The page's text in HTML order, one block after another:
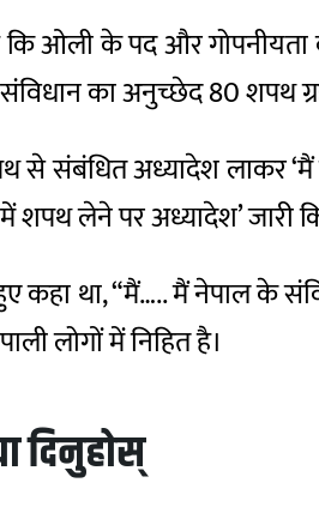
कि ओली के पद और
का अनुच्छेद 80 शपथ
से संबंधित अध्यादेश लाकर
लेने पर अध्यादेश’ जारी
कहा था, “मैं….. मैं नेपाल के
लोगों में निहित है।
दिनुहोस्